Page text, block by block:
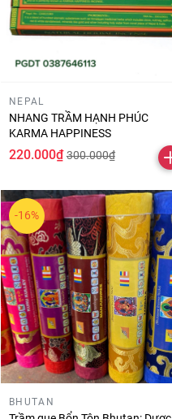
NEPAL
NHANG TRẦM HẠNH PHÚC
KARMA HAPPINESS
220.000₫ 300.000₫
-16%
BHUTAN